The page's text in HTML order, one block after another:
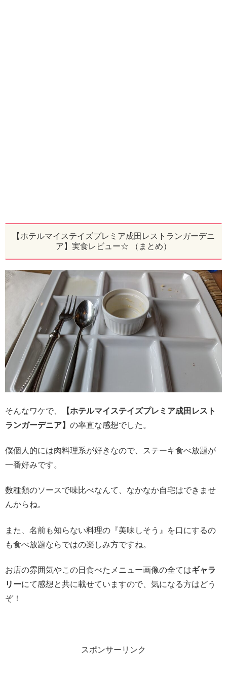
【ホテルマイステイズプレミア成田レストランガーデニ
ア】実食レビュー☆ （まとめ）
そんなワケで、
【ホテルマイステイズプレミア成田レスト
ランガーデニア】 の率直な感想でした。
僕個人的には肉料理系が好きなので、ステーキ食べ放題が
一番好みです。
数種類のソースで味比べなんて、なかなか自宅はできませ
んからね。
また、名前も知らない料理の『美味しそう』を口にするの
も食べ放題ならではの楽しみ方ですね。
お店の雰囲気やこの日食べたメニュー画像の全てはギャラ
リーにて感想と共に載せていますので、気になる方はどう
ぞ！
スポンサーリンク